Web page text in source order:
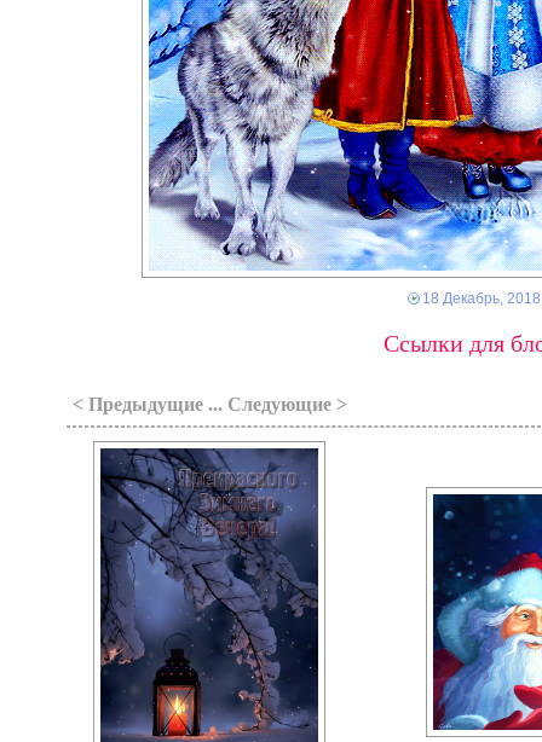
18 Декабрь, 2018
Ссылки для
< Предыдущие ... Следующие >